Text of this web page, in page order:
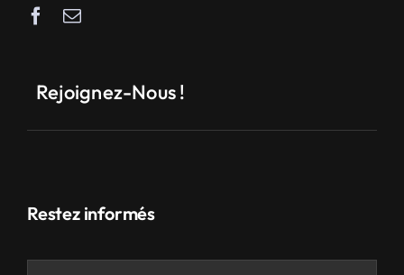
Rejoignez-Nous !
Restez informés